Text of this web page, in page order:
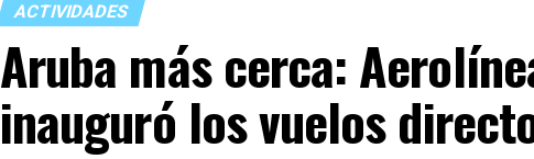
ACTIVIDADES
Aruba más cerca:
inauguró los vuelos